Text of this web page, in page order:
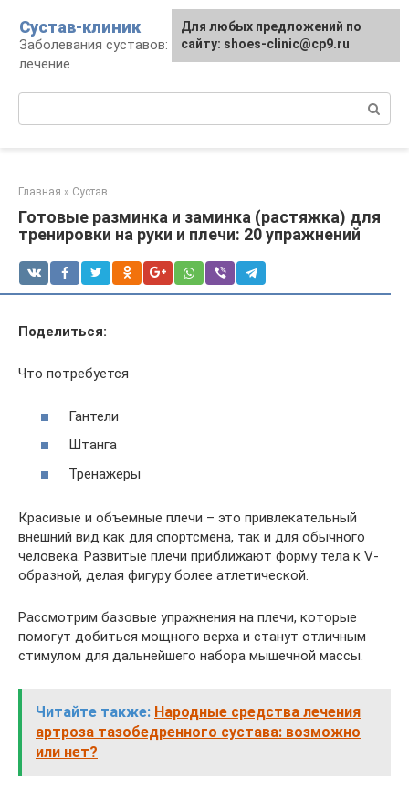
контенту
Сустав-клиник
Заболевания суставов: профилактика и
лечение
Главная » Сустав
Готовые разминка и заминка (растяжка) для
тренировки на руки и плечи: 20 упражнений
Поделиться:
Что потребуется
Гантели
Штанга
Тренажеры
Красивые и объемные плечи – это привлекательный
внешний вид как для спортсмена, так и для обычного
человека. Развитые плечи приближают форму тела к V-
образной, делая фигуру более атлетической.
Рассмотрим базовые упражнения на плечи, которые
помогут добиться мощного верха и станут отличным
стимулом для дальнейшего набора мышечной массы.
Читайте также: Народные средства лечения
артроза тазобедренного сустава: возможно
или нет?
Для любых предложений по
сайту: shoes-clinic@cp9.ru